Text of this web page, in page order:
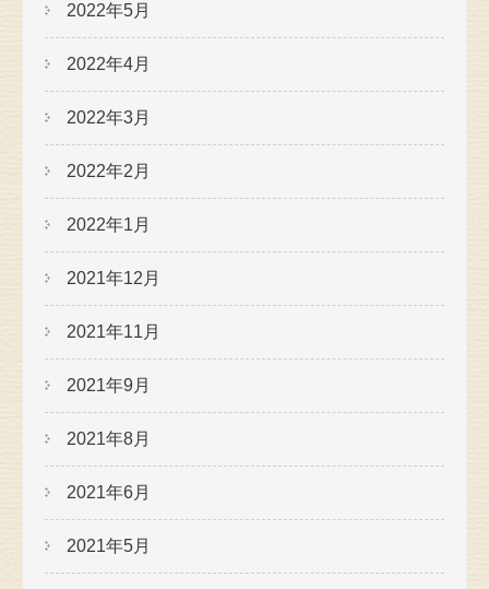
2022年5月
2022年4月
2022年3月
2022年2月
2022年1月
2021年12月
2021年11月
2021年9月
2021年8月
2021年6月
2021年5月